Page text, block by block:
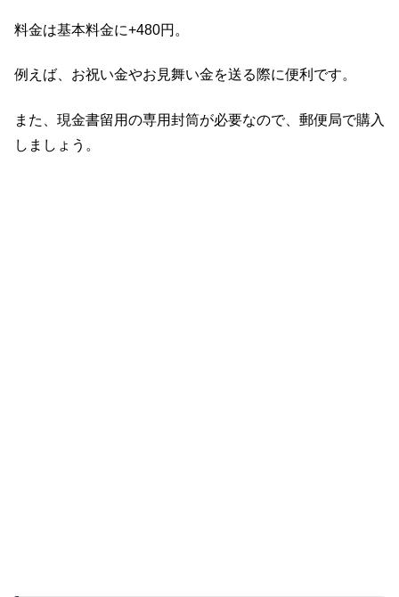
料金は基本料金に+480円。
例えば、お祝い金やお見舞い金を送る際に便利です。
また、現金書留用の専用封筒が必要なので、郵便局で購入
しましょう。